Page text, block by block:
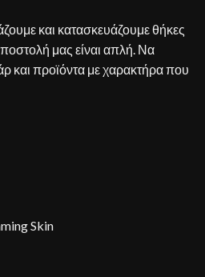
και κατασκευάζουμε θήκες
μας είναι απλή. Να
και προϊόντα με χαρακτήρα που
Skin